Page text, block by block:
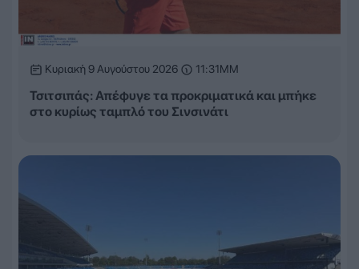
Κυριακή 9 Αυγούστου 2026 11:31ΜΜ
Τσιτσιπάς: Απέφυγε τα προκριματικά και μπήκε
στο κυρίως ταμπλό του Σινσινάτι